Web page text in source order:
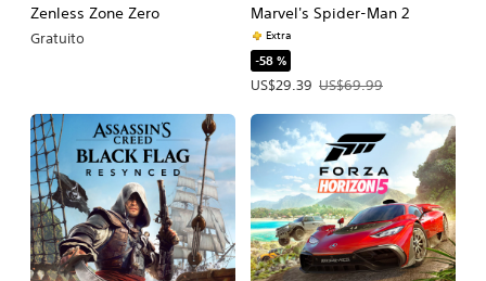
Zenless Zone Zero
Gratuito
Marvel's Spider-Man 2
Extra
-58 %
US$29.39
Precio de la oferta: US$29.39.
US$69.99